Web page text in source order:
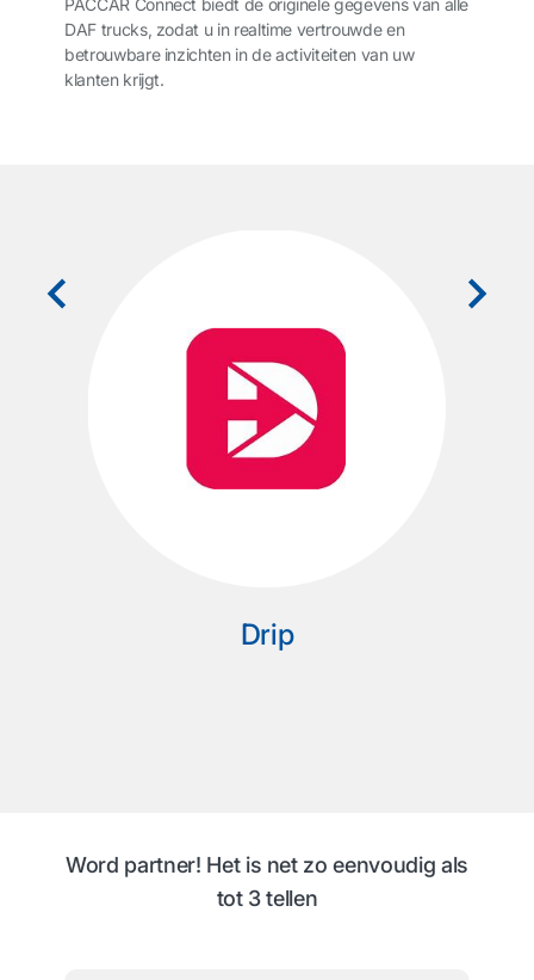
PACCAR Connect biedt de originele gegevens van alle
DAF trucks, zodat u in realtime vertrouwde en
betrouwbare inzichten in de activiteiten van uw
klanten krijgt.
Drip
Word partner! Het is net zo eenvoudig als
tot 3 tellen